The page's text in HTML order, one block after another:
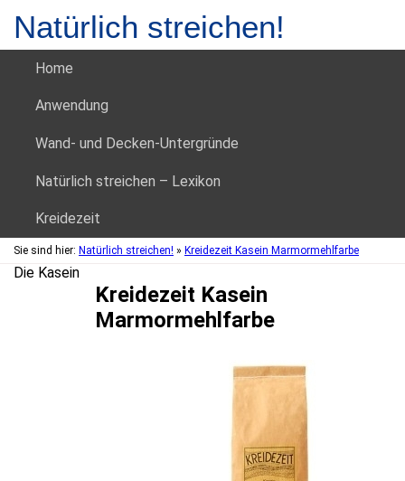
Natürlich streichen!
Home
Anwendung
Wand- und Decken-Untergründe
Natürlich streichen – Lexikon
Kreidezeit
Sie sind hier: Natürlich streichen! » Kreidezeit Kasein Marmormehlfarbe
Kreidezeit Kasein
Marmormehlfarbe
Die Kasein